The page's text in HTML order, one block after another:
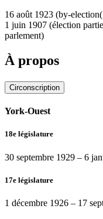
16 août 1923 (by-
1 juin 1907 (élection
parlement)
À propos
Circonscription
York-Ouest
18e législature
30 septembre 1929 – 6
17e législature
1 décembre 1926 – 17